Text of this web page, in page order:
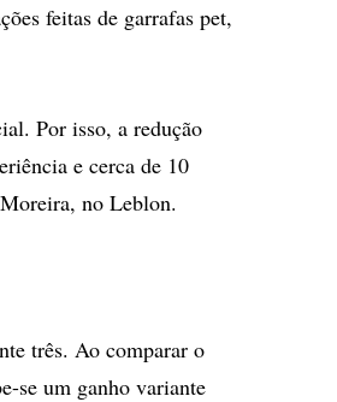
feitas de garrafas pet,
Por isso, a redução
e cerca de 10
no Leblon.
três. Ao comparar o
se um ganho variante